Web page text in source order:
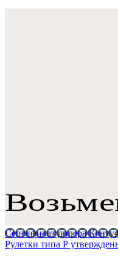
Сертификат дилера
Рулетки типа Р